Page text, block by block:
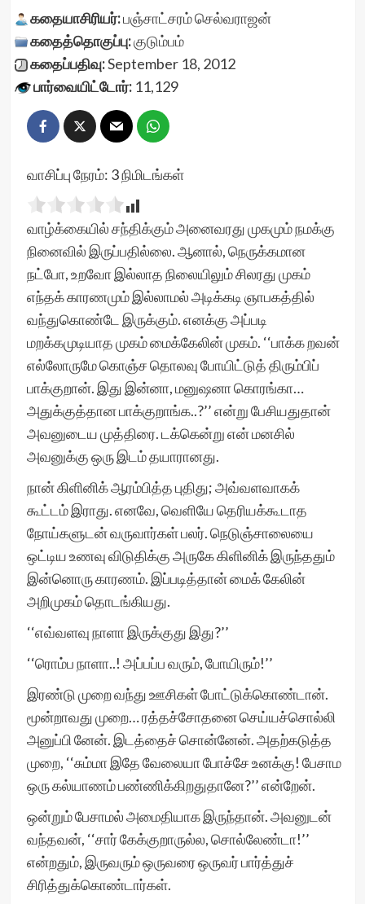
கதையாசிரியர்:பஞ்சாட்சரம் செல்வராஜன்
கதைத்தொகுப்பு:குடும்பம்
கதைப்பதிவு:September 18, 2012
பார்வையிட்டோர்:11,129
வாசிப்பு நேரம்: 3நிமிடங்கள்
வாழ்க்கையில் சந்திக்கும் அனைவரது முகமும் நமக்கு
நினைவில் இருப்பதில்லை. ஆனால், நெருக்கமான
நட்போ, உறவோ இல்லாத நிலையிலும் சிலரது முகம்
எந்தக் காரணமும் இல்லாமல் அடிக்கடி ஞாபகத்தில்
வந்துகொண்டே இருக்கும். எனக்கு அப்படி
மறக்கமுடியாத முகம் மைக்கேலின் முகம். ‘‘பாக்க றவன்
எல்லோருமே கொஞ்ச தொலவு போயிட்டுத் திரும்பிப்
பாக்குறான். இது இன்னா, மனுஷனா கொரங்கா…
அதுக்குத்தான பாக்குறாங்க..?’’ என்று பேசியதுதான்
அவனுடைய முத்திரை. டக்கென்று என் மனசில்
அவனுக்கு ஒரு இடம் தயாரானது.
நான் கிளினிக் ஆரம்பித்த புதிது; அவ்வளவாகக்
கூட்டம் இராது. எனவே, வெளியே தெரியக்கூடாத
நோய்களுடன் வருவார்கள் பலர். நெடுஞ்சாலையை
ஒட்டிய உணவு விடுதிக்கு அருகே கிளினிக் இருந்ததும்
இன்னொரு காரணம். இப்படித்தான் மைக் கேலின்
அறிமுகம் தொடங்கியது.
‘‘எவ்வளவு நாளா இருக்குது இது?’’
‘‘ரொம்ப நாளா..! அப்பப்ப வரும், போயிரும்!’’
இரண்டு முறை வந்து ஊசிகள் போட்டுக்கொண்டான்.
மூன்றாவது முறை… ரத்தச்சோதனை செய்யச்சொல்லி
அனுப்பி னேன். இடத்தைச் சொன்னேன். அதற்கடுத்த
முறை, ‘‘சும்மா இதே வேலையா போச்சே உனக்கு! பேசாம
ஒரு கல்யாணம் பண்ணிக்கிறதுதானே?’’ என்றேன்.
ஒன்றும் பேசாமல் அமைதியாக இருந்தான். அவனுடன்
வந்தவன், ‘‘சார் கேக்குறாருல்ல, சொல்லேண்டா!’’
என்றதும், இருவரும் ஒருவரை ஒருவர் பார்த்துச்
சிரித்துக்கொண்டார்கள்.